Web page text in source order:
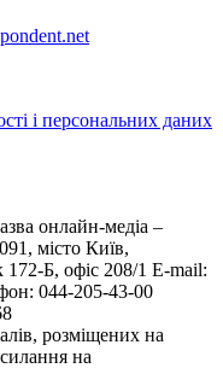
і персональних даних
онлайн-медіа –
місто Київ,
Б, офіс 208/1 E-mail:
044-205-43-00
розміщених на
на